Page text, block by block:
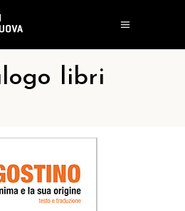
libri